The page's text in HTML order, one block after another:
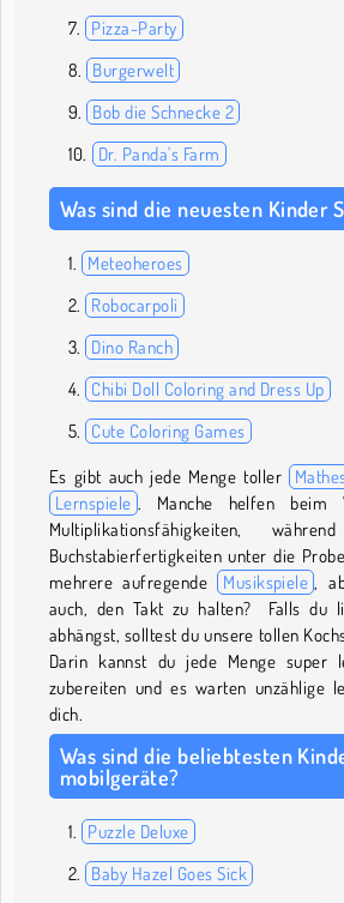
Pizza-Party
Burgerwelt
Bob die Schnecke 2
Dr. Panda's Farm
Was sind die neuesten Kinder
Meteoheroes
Robocarpoli
Dino Ranch
Chibi Doll Coloring and Dress Up
Cute Coloring Games
Es gibt auch jede Menge toller
Lernspiele . Manche helfen beim
Multiplikationsfähigkeiten,
Buchstabierfertigkeiten unter die
mehrere aufregende
Musikspiele ,
auch, den Takt zu halten? Falls du
abhängst, solltest du unsere tollen
Darin kannst du jede Menge super
zubereiten und es warten unzählige
dich.
Was sind die beliebtesten
mobilgeräte?
Puzzle Deluxe
Baby Hazel Goes Sick